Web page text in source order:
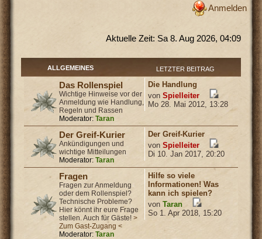
Anmelden
Aktuelle Zeit: Sa 8. Aug 2026, 04:09
ALLGEMEINES LETZTER BEITRAG
Das Rollenspiel
Wichtige Hinweise vor der
Anmeldung wie Handlung,
Regeln und Rassen
Moderator: Taran
Die Handlung
vonSpielleiter
Mo 28. Mai 2012, 13:28
Der Greif-Kurier
Ankündigungen und
wichtige Mitteilungen
Moderator: Taran
Der Greif-Kurier
vonSpielleiter
Di 10. Jan 2017, 20:20
Fragen
Fragen zur Anmeldung
oder dem Rollenspiel?
Technische Probleme?
Hier könnt ihr eure Frage
stellen. Auch für Gäste!>
Zum Gast-Zugang <
Moderator: Taran
Hilfe so viele
Informationen! Was
kann ich spielen?
vonTaran
So 1. Apr 2018, 15:20